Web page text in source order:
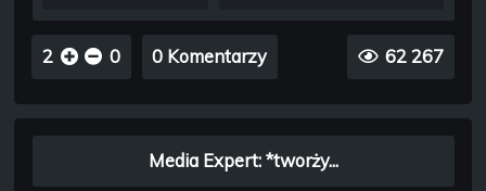
2 0 0 Komentarzy 62 267
Media Expert: *tworży...